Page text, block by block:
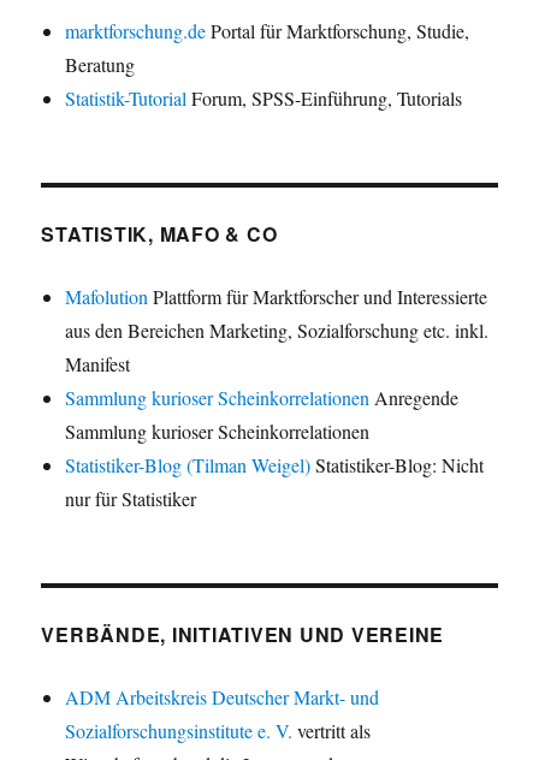
marktforschung.dePortal für Marktforschung, Studie,
Beratung
Statistik-Tutorial Forum, SPSS-Einführung, Tutorials
STATISTIK, MAFO & CO
Mafolution Plattform für Marktforscher und Interessierte
aus den Bereichen Marketing, Sozialforschung etc. inkl.
Manifest
Sammlung kurioser Scheinkorrelationen Anregende
Sammlung kurioser Scheinkorrelationen
Statistiker-Blog (Tilman Weigel)Statistiker-Blog: Nicht
nur für Statistiker
VERBÄNDE, INITIATIVEN UND VEREINE
ADM Arbeitskreis Deutscher Markt- und
Sozialforschungsinstitute e. V. vertritt als